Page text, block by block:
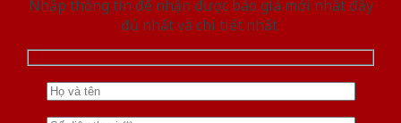
Nhập thông tin để nhận được báo giá mới nhât đầy
đủ nhất và chi tiết nhất.